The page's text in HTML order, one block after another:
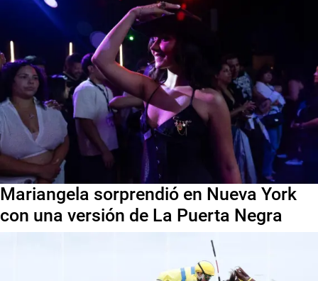
Mariangela sorprendió en Nueva York
con una versión de La Puerta Negra